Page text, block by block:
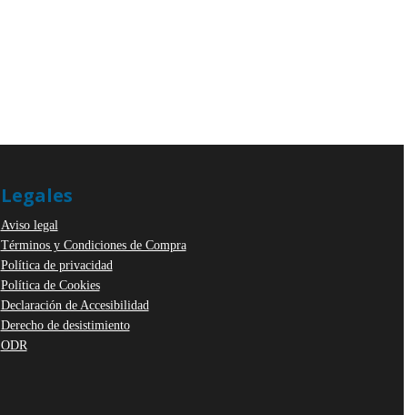
Legales
Aviso legal
Términos y Condiciones de Compra
Política de privacidad
Política de Cookies
Declaración de Accesibilidad
Derecho de desistimiento
ODR